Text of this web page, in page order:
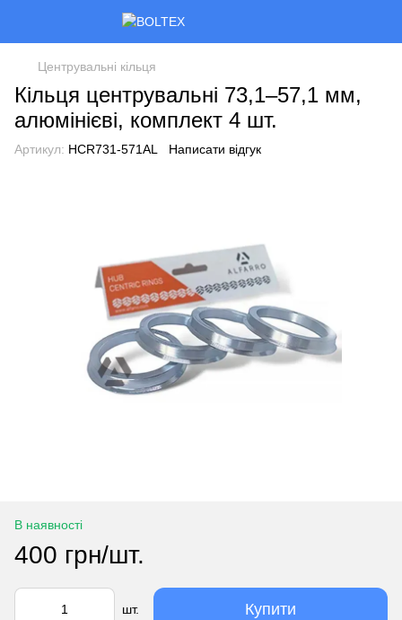
Центрувальні кільця
Кільця центрувальні 73,1–57,1 мм,
алюмінієві, комплект 4 шт.
Артикул: HCR731-571AL Написати відгук
В наявності
400 грн/шт.
шт. Купити